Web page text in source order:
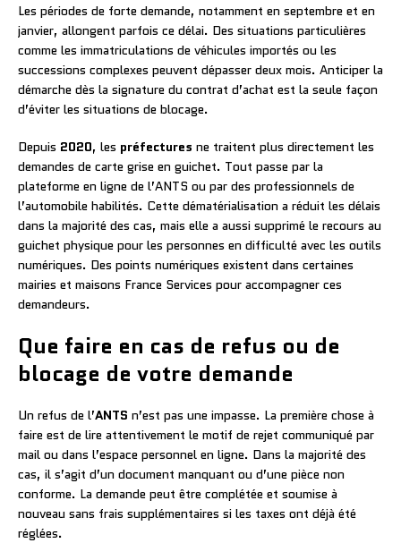
Les périodes de forte demande, notamment en septembre et en
janvier, allongent parfois ce délai. Des situations particulières
comme les immatriculations de véhicules importés ou les
successions complexes peuvent dépasser deux mois. Anticiper la
démarche dès la signature du contrat d’achat est la seule façon
d’éviter les situations de blocage.
Depuis 2020, les préfectures ne traitent plus directement les
demandes de carte grise en guichet. Tout passe par la
plateforme en ligne de l’ANTS ou par des professionnels de
l’automobile habilités. Cette dématérialisation a réduit les délais
dans la majorité des cas, mais elle a aussi supprimé le recours au
guichet physique pour les personnes en difficulté avec les outils
numériques. Des points numériques existent dans certaines
mairies et maisons France Services pour accompagner ces
demandeurs.
Que faire en cas de refus ou de
blocage de votre demande
Un refus de l’ANTS n’est pas une impasse. La première chose à
faire est de lire attentivement le motif de rejet communiqué par
mail ou dans l’espace personnel en ligne. Dans la majorité des
cas, il s’agit d’un document manquant ou d’une pièce non
conforme. La demande peut être complétée et soumise à
nouveau sans frais supplémentaires si les taxes ont déjà été
réglées.